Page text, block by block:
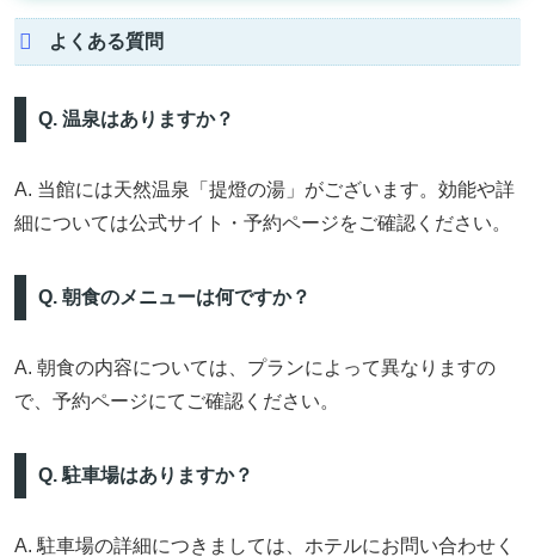
よくある質問
Q. 温泉はありますか？
A. 当館には天然温泉「提燈の湯」がございます。効能や詳
細については公式サイト・予約ページをご確認ください。
Q. 朝食のメニューは何ですか？
A. 朝食の内容については、プランによって異なりますの
で、予約ページにてご確認ください。
Q. 駐車場はありますか？
A. 駐車場の詳細につきましては、ホテルにお問い合わせく